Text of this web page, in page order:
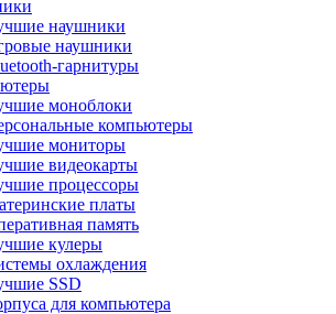
наушники
наушники
гарнитуры
моноблоки
компьютеры
мониторы
видеокарты
процессоры
платы
память
кулеры
охлаждения
SSD
для компьютера